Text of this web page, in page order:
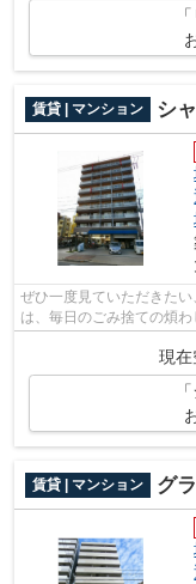
賃貸 | マンション シ
ぜひ一度見ていただきた
は、毎日のごみ捨ての煩
す！徒歩3分で駅にアクセ
現在
賃貸 | マンション グ